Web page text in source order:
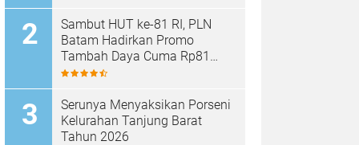
Sambut HUT ke-81 RI, PLN
Batam Hadirkan Promo
Tambah Daya Cuma Rp81
Ribu
Serunya Menyaksikan Porseni
Kelurahan Tanjung Barat
Tahun 2026